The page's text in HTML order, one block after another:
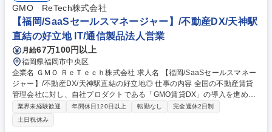
問）■管理会社向けオーナー向けアプリ、入居者向けアプリのソリューシ
ョン営業（課題ヒアリング、提案書作成、受注活動、導入支援）■クライ
アントとのリレーション構築 募集職種 【大阪/SaaSセールス】MGR候補/
駅チカ勤務/不動産業界をDX/福利厚生充実
GMO ReTech株式会社
【福岡/SaaSセールスマネージャー】/不動産DX/天神駅
直結の好立地 IT/通信製品法人営業
月給67万100円以上
福岡県福岡市中央区
企業名 ＧＭＯ ＲｅＴｅｃｈ株式会社 求人名 【福岡/SaaSセールスマネー
ジャー】/不動産DX/天神駅直結の好立地◎ 仕事の内容 全国の不動産賃貸
管理会社に対し、自社プロダクトである「GMO賃貸DX」の導入を進めて
いただきます。今回のポジションは、九州エリアにおけるGMO ReTechの
事業拡大を担う責任者候補です。 【詳細】■戦略に対するアクションの実
行■個人単位でのKPIの実行(アポ数、商談数、受注数)■セールスマーケテ
業界未経験歓迎 年間休日120日以上 転勤なし
完全週休2日制
土日祝休み